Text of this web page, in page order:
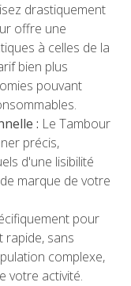
drastiquement
offre une
à celles de la
bien plus
pouvant
: Le Tambour
précis,
d'une lisibilité
marque de votre
pour
rapide, sans
complexe,
votre activité.